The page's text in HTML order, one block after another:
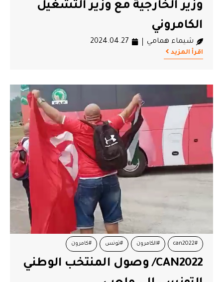
وزير الخارجية مع وزير التشغيل
الكامروني
شيماء همامي 2024.04.27
اقرأ المزيد
#can2022 #الكامرون #تونس #كامرون
CAN2022/ وصول المنتخب الوطني